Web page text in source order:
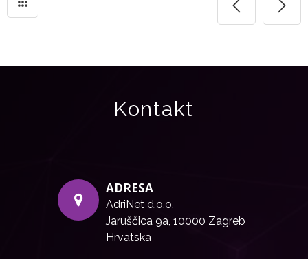
Kontakt
ADRESA
AdriNet d.o.o.
Jaruščica 9a, 10000 Zagreb
Hrvatska